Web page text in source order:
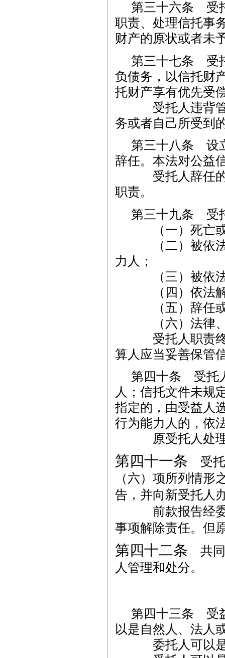
第三十六条 受
职责、处理信托事
财产的原状或者未
第三十七条 受
负债务，以信托财
托财产享有优先受
受托人违背管理
务或者自己所受到
第三十八条 设
辞任。本法对公益
受托人辞任的，
职责。
第三十九条 受
（一）死亡或
（二）被依法宣
力人；
（三）被依法
（四）依法解
（五）辞任或
（六）法律、
受托人职责终止
算人应当妥善保管
第四十条 受托
人；信托文件未规
指定的，由受益人
行为能力人的，依
原受托人处理信
第四十一条 受托
（六）项所列情形
告，并向新受托人
前款报告经委托
事项解除责任。但
第四十二条 共同
人管理和处分。
第四十三条 受
以是自然人、法人
委托人可以是受